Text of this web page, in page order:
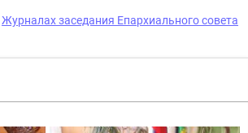
Журналах заседания Епархиального совета